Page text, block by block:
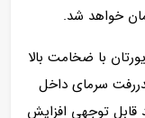
خواهد شد.
با ضخامت بالا
سرمای داخل
قابل توجهی افزایش